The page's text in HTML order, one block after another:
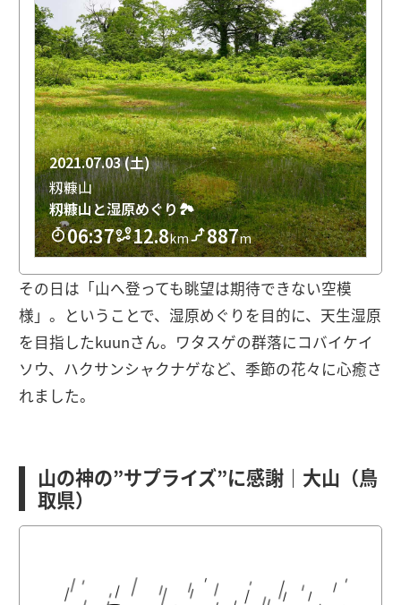
その日は「山へ登っても眺望は期待できない空模
様」。ということで、湿原めぐりを目的に、天生湿原
を目指したkuunさん。ワタスゲの群落にコバイケイ
ソウ、ハクサンシャクナゲなど、季節の花々に心癒さ
れました。
山の神の”サプライズ”に感謝｜大山（鳥
取県）